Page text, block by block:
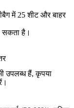
में 25 शीट और बाहर
है।
उपलब्ध हैं, कृपया